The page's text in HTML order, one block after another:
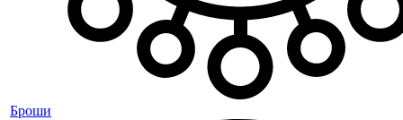
Броши